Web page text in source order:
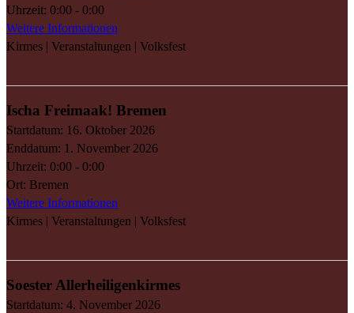
Uhrzeit: 0:00 - 0:00
Weitere Informationen
Kirmes | Veranstaltungen | Volksfest
Ischa Freimaak! Bremen
Startdatum: 16. Oktober 2026
Enddatum: 1. November 2026
Uhrzeit: 0:00 - 0:00
Ort: Bremen
Weitere Informationen
Kirmes | Veranstaltungen | Volksfest
Soester Allerheiligenkirmes
Startdatum: 4. November 2026